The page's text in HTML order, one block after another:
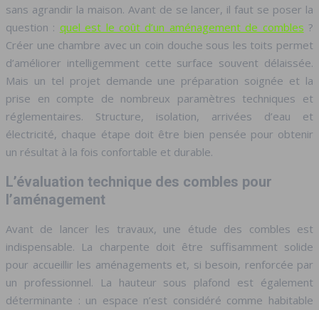
sans agrandir la maison. Avant de se lancer, il faut se poser la
question : quel est le coût d’un aménagement de combles ?
Créer une chambre avec un coin douche sous les toits permet
d’améliorer intelligemment cette surface souvent délaissée.
Mais un tel projet demande une préparation soignée et la
prise en compte de nombreux paramètres techniques et
réglementaires. Structure, isolation, arrivées d’eau et
électricité, chaque étape doit être bien pensée pour obtenir
un résultat à la fois confortable et durable.
L’évaluation technique des combles pour
l’aménagement
Avant de lancer les travaux, une étude des combles est
indispensable. La charpente doit être suffisamment solide
pour accueillir les aménagements et, si besoin, renforcée par
un professionnel. La hauteur sous plafond est également
déterminante : un espace n’est considéré comme habitable